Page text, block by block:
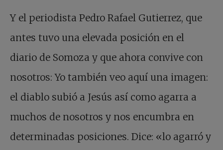
Y el periodista Pedro Rafael Gutierrez, que
antes tuvo una elevada posición en el
diario de Somoza y que ahora convive con
nosotros: Yo también veo aquí una imagen:
el diablo subió a Jesús así como agarra a
muchos de nosotros y nos encumbra en
determinadas posiciones. Dice: «lo agarró y